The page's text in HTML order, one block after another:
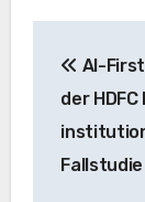
AI-
der HDFC
Fallstudie